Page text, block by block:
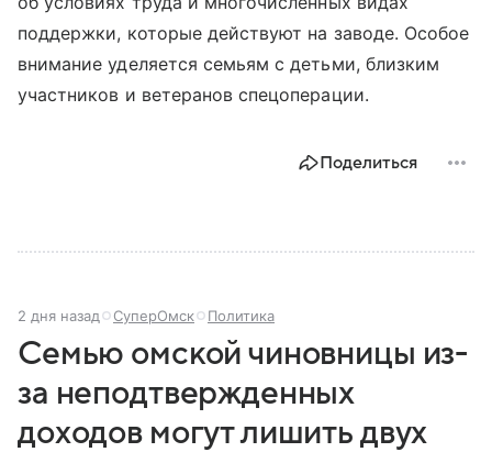
поддержки, которые действуют на заводе. Особое
внимание уделяется семьям с детьми, близким
участников и ветеранов спецоперации.
Поделиться
2 дня назад СуперОмск Политика
Семью омской чиновницы из-
за неподтвержденных
доходов могут лишить двух